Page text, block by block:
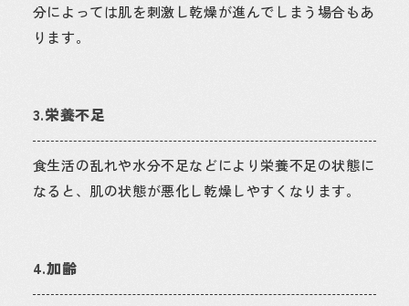
分によっては肌を刺激し乾燥が進んでしまう場合もあ
ります。
3.栄養不足
食生活の乱れや水分不足などにより栄養不足の状態に
なると、肌の状態が悪化し乾燥しやすくなります。
4.加齢